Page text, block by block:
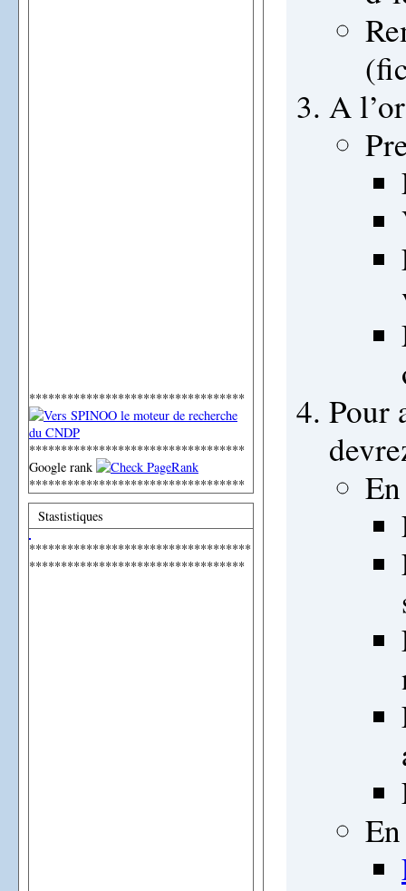
**********************************
**********************************
Google rank
**********************************
Stastistiques
***********************************
**********************************
A
Pour